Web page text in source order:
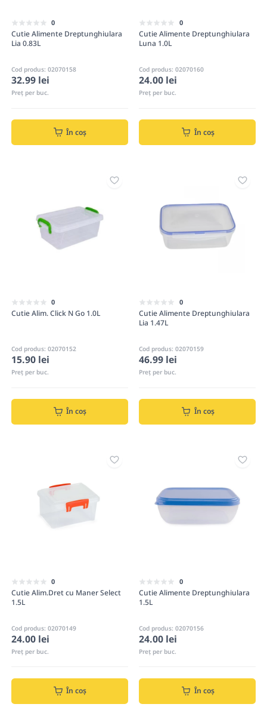
0
Cutie Alimente Dreptunghiulara
Lia 0.83L
Cod produs: 02070158
32.99 lei
Preț per buc.
În coș
0
Cutie Alimente Dreptunghiulara
Luna 1.0L
Cod produs: 02070160
24.00 lei
Preț per buc.
În coș
0
Cutie Alim. Click N Go 1.0L
Cod produs: 02070152
15.90 lei
Preț per buc.
În coș
0
Cutie Alimente Dreptunghiulara
Lia 1.47L
Cod produs: 02070159
46.99 lei
Preț per buc.
În coș
0
Cutie Alim.Dret cu Maner Select
1.5L
Cod produs: 02070149
24.00 lei
Preț per buc.
În coș
0
Cutie Alimente Dreptunghiulara
1.5L
Cod produs: 02070156
24.00 lei
Preț per buc.
În coș